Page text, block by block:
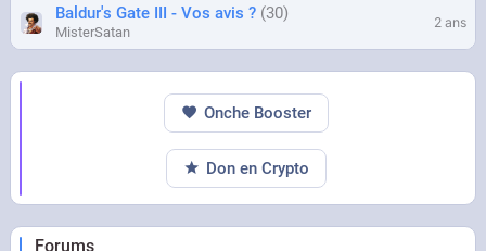
Baldur's Gate III - Vos avis ? 30
MisterSatan
2 ans
Forums
Onche Booster
Don en Crypto